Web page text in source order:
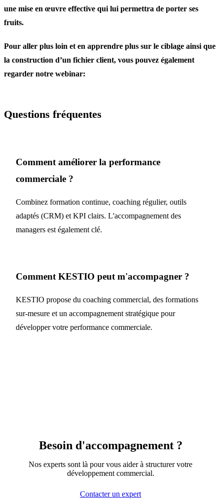
une mise en œuvre effective qui lui permettra de porter ses
fruits.
Pour aller plus loin et en apprendre plus sur le ciblage ainsi que
la construction d’un fichier client, vous pouvez également
regarder notre webinar:
Questions fréquentes
Comment améliorer la performance
commerciale ?
Combinez formation continue, coaching régulier, outils
adaptés (CRM) et KPI clairs. L'accompagnement des
managers est également clé.
Comment KESTIO peut m'accompagner ?
KESTIO propose du coaching commercial, des formations
sur-mesure et un accompagnement stratégique pour
développer votre performance commerciale.
Besoin d'accompagnement ?
Nos experts sont là pour vous aider à structurer votre
développement commercial.
Contacter un expert